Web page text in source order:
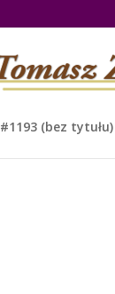
#1193 (bez tytułu)